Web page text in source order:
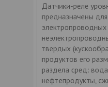
Датчики-реле
предназначены
электропроводных
твердых
продуктов его
раздела сред:
нефтепродукты,